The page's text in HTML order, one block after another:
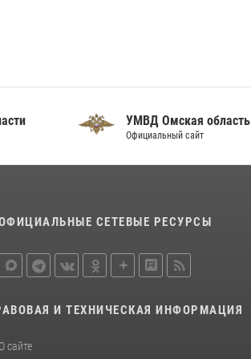
10 июля 2026, 06:04УМВД Омская область
Официальный сайт
СЕТЕВЫЕ РЕСУРСЫ
И ТЕХНИЧЕСКАЯ ИНФОРМАЦИЯ
О сайте